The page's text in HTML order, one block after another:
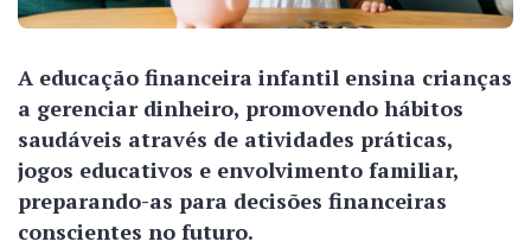
A educação financeira infantil ensina crianças
a gerenciar dinheiro, promovendo hábitos
saudáveis através de atividades práticas,
jogos educativos e envolvimento familiar,
preparando-as para decisões financeiras
conscientes no futuro.